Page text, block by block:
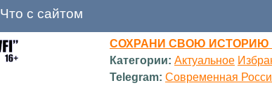
Что с сайтом
СОХРАНИ СВОЮ ИСТОРИЮ
Категории: Актуальное
Telegram: Современная